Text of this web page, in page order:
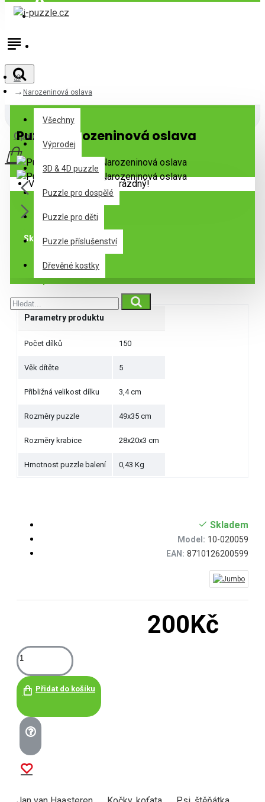
Přihlásit
Všechny
Všechny
Výprodej
3D & 4D puzzle
Puzzle pro dospělé
Puzzle pro děti
Puzzle příslušenství
Dřevěné kostky
0 položek - 0Kč
Váš nákupní košík je prázdný!
Narozeninová oslava
Puzzle Narozeninová oslava
Skladem
Specifikace
Parametry produktu
Počet dílků 150
Věk dítěte 5
Přibližná velikost dílku 3,4 cm
Rozměry puzzle 49x35 cm
Rozměry krabice 28x20x3 cm
Hmotnost puzzle balení 0,43 Kg
200Kč
Skladem
Model: 10-020059
EAN: 8710126200599
Přidat do košíku